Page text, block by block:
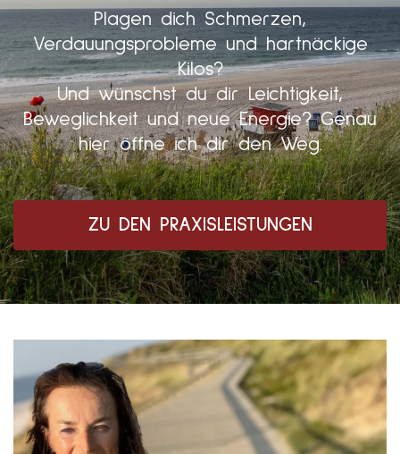
Plagen dich Schmerzen,
Verdauungsprobleme und hartnäckige
Kilos?
Und wünschst du dir Leichtigkeit,
Beweglichkeit und neue Energie? Genau
hier öffne ich dir den Weg.
ZU DEN PRAXISLEISTUNGEN